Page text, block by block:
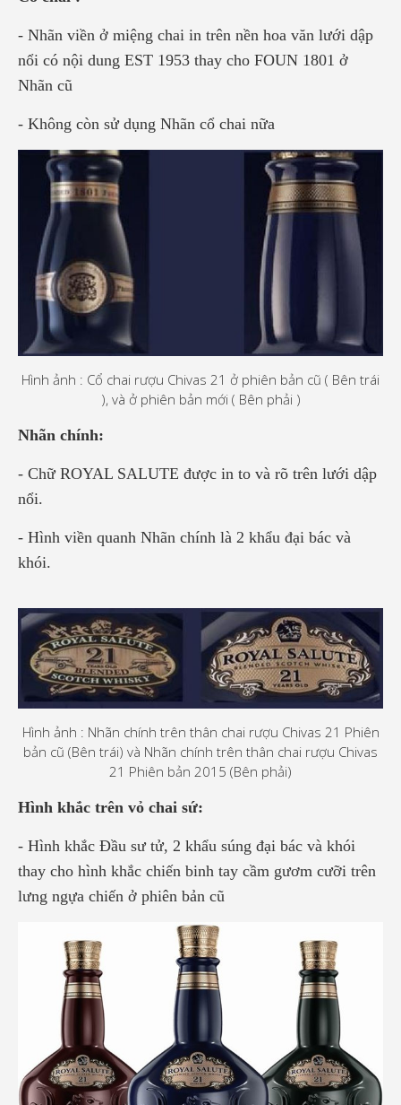
- Nhãn viền ở miệng chai in trên nền hoa văn lưới dập
nổi có nội dung EST 1953 thay cho FOUN 1801 ở
Nhãn cũ
- Không còn sử dụng Nhãn cổ chai nữa
Hình ảnh : Cổ chai rượu Chivas 21 ở phiên bản cũ ( Bên trái
), và ở phiên bản mới ( Bên phải )
Nhãn chính:
- Chữ ROYAL SALUTE được in to và rõ trên lưới dập
nổi.
- Hình viền quanh Nhãn chính là 2 khẩu đại bác và
khói.
Hình ảnh : Nhãn chính trên thân chai rượu Chivas 21 Phiên
bản cũ (Bên trái) và Nhãn chính trên thân chai rượu Chivas
21 Phiên bản 2015 (Bên phải)
Hình khắc trên vỏ chai sứ:
- Hình khắc Đầu sư tử, 2 khẩu súng đại bác và khói
thay cho hình khắc chiến binh tay cầm gươm cưỡi trên
lưng ngựa chiến ở phiên bản cũ